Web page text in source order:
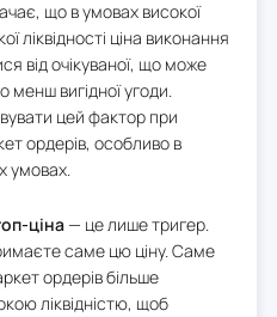
що в умовах високої
ліквідності ціна виконання
від очікуваної, що може
менш вигідної угоди.
цей фактор при
ордерів, особливо в
умовах.
ціна— це лише тригер.
саме цю ціну. Саме
ордерів більше
ліквідністю, щоб